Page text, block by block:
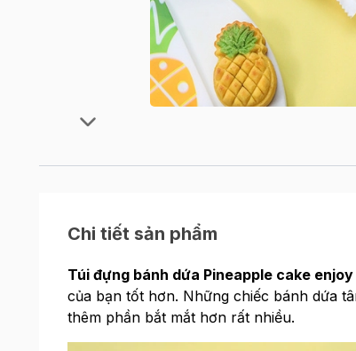
Chi tiết sản phẩm
Túi đựng bánh dứa Pineapple cake enjoy
của bạn tốt hơn. Những chiếc bánh dứa
thêm phần bắt mắt hơn rất nhiều.